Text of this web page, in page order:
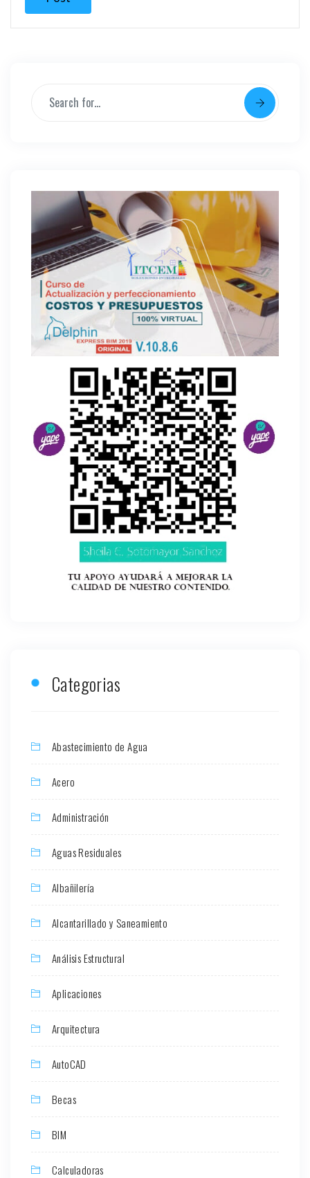
Categorias
Abastecimiento de Agua
Acero
Administración
Aguas Residuales
Albañilería
Alcantarillado y Saneamiento
Análisis Estructural
Aplicaciones
Arquitectura
AutoCAD
Becas
BIM
Calculadoras